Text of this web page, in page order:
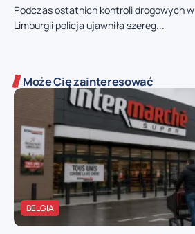
Podczas ostatnich kontroli drogowych w
Limburgii policja ujawniła szereg...
Może Cię zainteresować
BELGIA